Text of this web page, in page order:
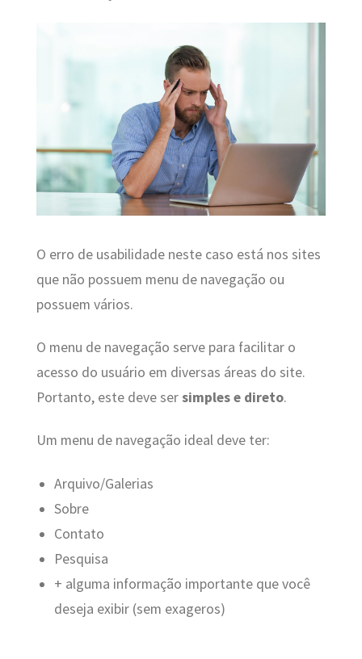
O erro de usabilidade neste caso está nos sites
que não possuem menu de navegação ou
possuem vários.
O menu de navegação serve para facilitar o
acesso do usuário em diversas áreas do site.
Portanto, este deve sersimples e direto.
Um menu de navegação ideal deve ter:
Arquivo/Galerias
Sobre
Contato
Pesquisa
+ alguma informação importante que você
deseja exibir (sem exageros)